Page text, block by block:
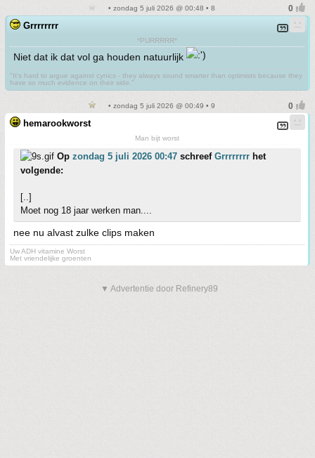
• zondag 5 juli 2026 @ 00:48 • 8
Grrrrrrrr
*PURRRRR*
Niet dat ik dat vol ga houden natuurlijk
"It's hard to argue against cynics - they always sound smarter than optimists because they
have so much evidence on their side."
• zondag 5 juli 2026 @ 00:49 • 9
hemarookworst
Man bijt worst
Op zondag 5 juli 2026 00:47 schreef Grrrrrrrr het
volgende:
[..]
Moet nog 18 jaar werken man....
nee nu alvast zulke clips maken
Uw ADH vitamine Worst
Met vriendelijke groenten
▼ Advertentie door Refinery89